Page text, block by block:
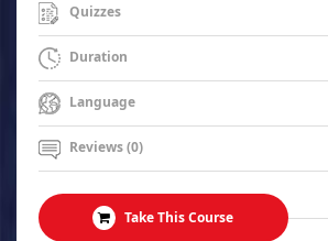
Quizzes
Duration
Language
Reviews (0)
Take This Course